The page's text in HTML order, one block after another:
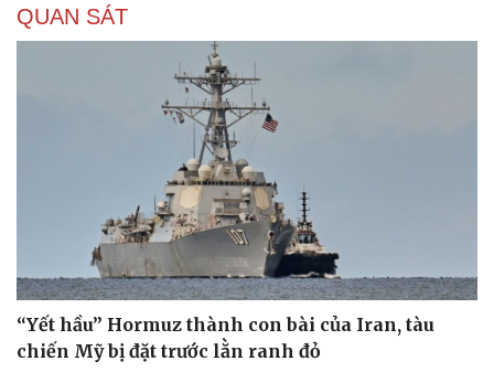
QUAN SÁT
“Yết hầu” Hormuz thành con bài của Iran, tàu
chiến Mỹ bị đặt trước lằn ranh đỏ